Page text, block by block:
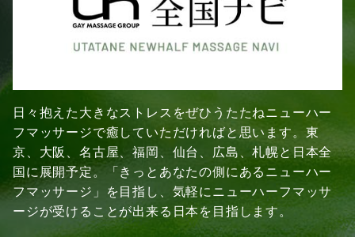
日々抱えた大きなストレスをぜひうたたねニューハー
フマッサージで癒していただければと思います。東
京、大阪、名古屋、福岡、仙台、広島、札幌と日本全
国に展開予定。「きっとあなたの側にあるニューハー
フマッサージ」を目指し、気軽にニューハーフマッサ
ージが受けることが出来る日本を目指します。